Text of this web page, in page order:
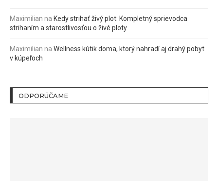
Maximilian na Kedy strihať živý plot: Kompletný sprievodca
strihaním a starostlivosťou o živé ploty
Maximilian na Wellness kútik doma, ktorý nahradí aj drahý pobyt
v kúpeľoch
ODPORÚČAME